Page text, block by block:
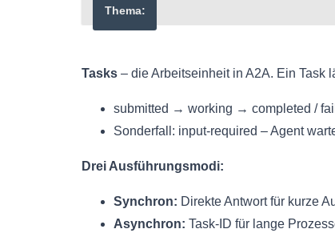
Thema:
Tasks – die Arbeitseinheit in A2A. Ein Task
submitted → working → completed /
Sonderfall: input-required – Agent
Drei Ausführungsmodi:
Synchron: Direkte Antwort für kurze
Asynchron: Task-ID für lange